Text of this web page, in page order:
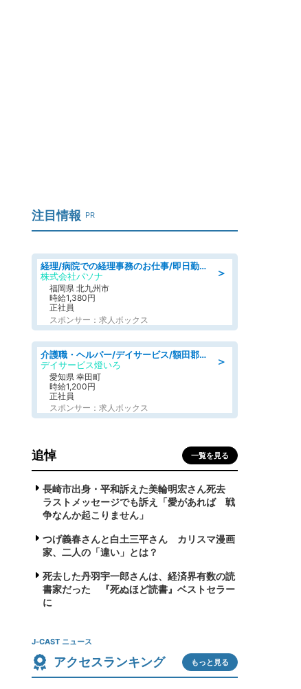
注目情報 PR
＞
経理/病院での経理事務のお仕事/即日勤務可/車通勤可/経理/一般事務
株式会社パソナ
福岡県 北九州市
時給1,380円
正社員
スポンサー：求人ボックス
＞
介護職・ヘルパー/デイサービス/額田郡幸田町/JR東海道本線 幸田/愛知県
デイサービス燈いろ
愛知県 幸田町
時給1,200円
正社員
スポンサー：求人ボックス
追悼 一覧を見る
長崎市出身・平和訴えた美輪明宏さん死去
ラストメッセージでも訴え「愛があれば 戦
争なんか起こりません」
つげ義春さんと白土三平さん カリスマ漫画
家、二人の「違い」とは？
死去した丹羽宇一郎さんは、経済界有数の読
書家だった 『死ぬほど読書』ベストセラー
に
J-CAST ニュース
アクセスランキング もっと見る